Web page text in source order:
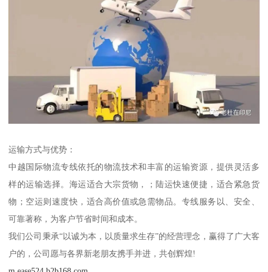
运输方式与优势：
中越国际物流专线依托的物流技术和丰富的运输资源，提供灵活多
样的运输选择。海运适合大宗货物，；陆运快速便捷，适合紧急货
物；空运则速度快，适合高价值或急需物品。专线服务以、安全、
可靠著称，为客户节省时间和成本。
我们公司秉承“以诚为本，以质量求生存”的经营理念，赢得了广大客
户的，公司愿与各界新老朋友携手并进，共创辉煌!